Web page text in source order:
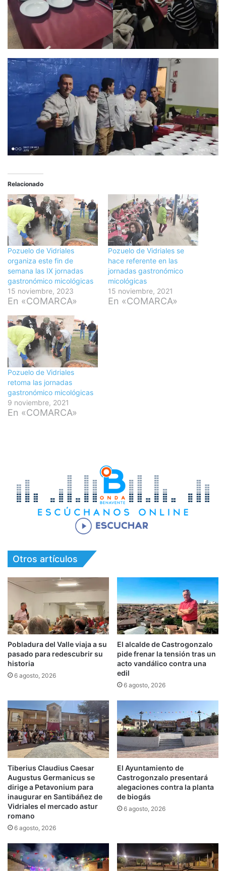
Relacionado
Pozuelo de Vidriales
organiza este fin de
semana las IX jornadas
gastronómico micológicas
15 noviembre, 2023
En «COMARCA»
Pozuelo de Vidriales se
hace referente en las
jornadas gastronómico
micológicas
15 noviembre, 2021
En «COMARCA»
Pozuelo de Vidriales
retoma las jornadas
gastronómico micológicas
9 noviembre, 2021
En «COMARCA»
Otros artículos
Pobladura del Valle viaja a su
pasado para redescubrir su
historia
6 agosto, 2026
El alcalde de Castrogonzalo
pide frenar la tensión tras un
acto vandálico contra una
edil
6 agosto, 2026
Tiberius Claudius Caesar
Augustus Germanicus se
dirige a Petavonium para
inaugurar en Santibáñez de
Vidriales el mercado astur
romano
6 agosto, 2026
El Ayuntamiento de
Castrogonzalo presentará
alegaciones contra la planta
de biogás
6 agosto, 2026